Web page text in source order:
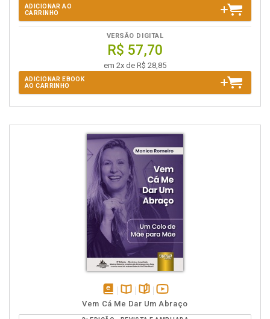
ADICIONAR AO
CARRINHO
VERSÃO DIGITAL
R$ 57,70
em 2x de R$ 28,85
ADICIONAR EBOOK
AO CARRINHO
disponível
em
Disponível
na
páginas
vídeo
da
Vem Cá Me Dar Um Abraço